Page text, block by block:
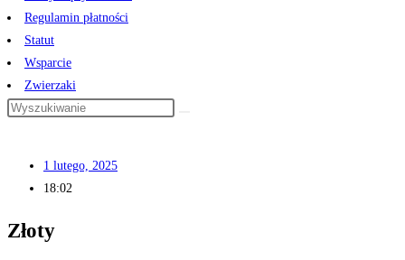
Regulamin płatności
Statut
Wsparcie
Zwierzaki
1 lutego, 2025
18:02
Złoty